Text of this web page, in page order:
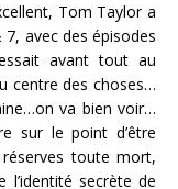
Tom Taylor a
avec des épisodes
avant tout au
centre des choses…
va bien voir…
sur le point d’être
toute mort,
secrète de